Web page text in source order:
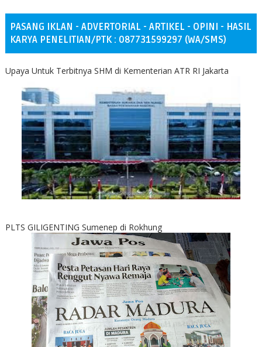
PASANG IKLAN - ADVERTORIAL - ARTIKEL - OPINI - HASIL
KARYA PENELITIAN/PTK : 087731599297 (WA/SMS)
Upaya Untuk Terbitnya SHM di Kementerian ATR RI Jakarta
PLTS GILIGENTING Sumenep di Rokhung